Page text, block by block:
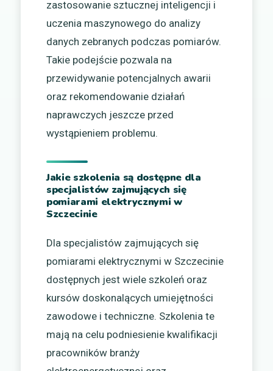
zastosowanie sztucznej inteligencji i
uczenia maszynowego do analizy
danych zebranych podczas pomiarów.
Takie podejście pozwala na
przewidywanie potencjalnych awarii
oraz rekomendowanie działań
naprawczych jeszcze przed
wystąpieniem problemu.
Jakie szkolenia są dostępne dla
specjalistów zajmujących się
pomiarami elektrycznymi w
Szczecinie
Dla specjalistów zajmujących się
pomiarami elektrycznymi w Szczecinie
dostępnych jest wiele szkoleń oraz
kursów doskonalących umiejętności
zawodowe i techniczne. Szkolenia te
mają na celu podniesienie kwalifikacji
pracowników branży